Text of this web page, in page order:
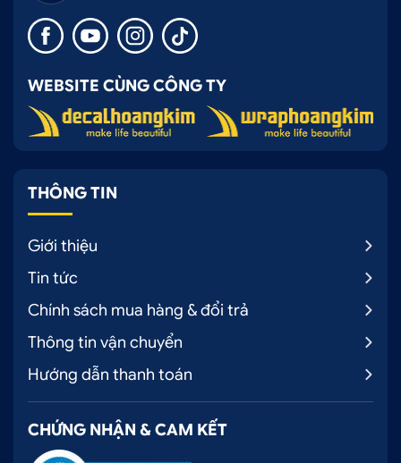
WEBSITE CÙNG CÔNG TY
THÔNG TIN
Giới thiệu
Tin tức
Chính sách mua hàng & đổi trả
Thông tin vận chuyển
Hướng dẫn thanh toán
CHỨNG NHẬN & CAM KẾT